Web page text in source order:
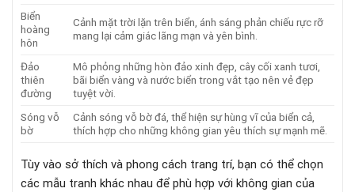
Biển
hoàng
hôn
Cảnh mặt trời lặn trên biển, ánh sáng phản chiếu rực rỡ
mang lại cảm giác lãng mạn và yên bình.
Đảo
thiên
đường
Mô phỏng những hòn đảo xinh đẹp, cây cối xanh tươi,
bãi biển vàng và nước biển trong vắt tạo nên vẻ đẹp
tuyệt vời.
Sóng vỗ
bờ
Cảnh sóng vỗ bờ đá, thể hiện sự hùng vĩ của biển cả,
thích hợp cho những không gian yêu thích sự mạnh mẽ.
Tùy vào sở thích và phong cách trang trí, bạn có thể chọn
các mẫu tranh khác nhau để phù hợp với không gian của